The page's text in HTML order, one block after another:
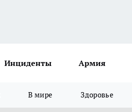
Инциденты Армия
В мире Здоровье